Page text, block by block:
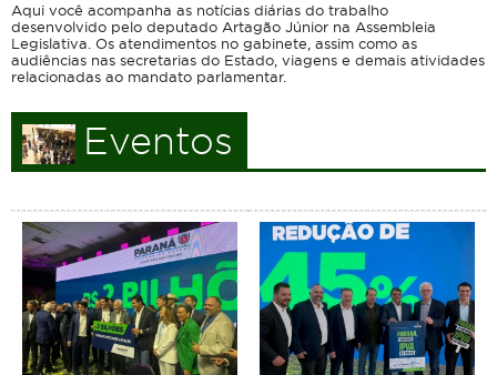
Aqui você acompanha as notícias diárias do trabalho
desenvolvido pelo deputado Artagão Júnior na Assembleia
Legislativa. Os atendimentos no gabinete, assim como as
audiências nas secretarias do Estado, viagens e demais atividades
relacionadas ao mandato parlamentar.
Eventos